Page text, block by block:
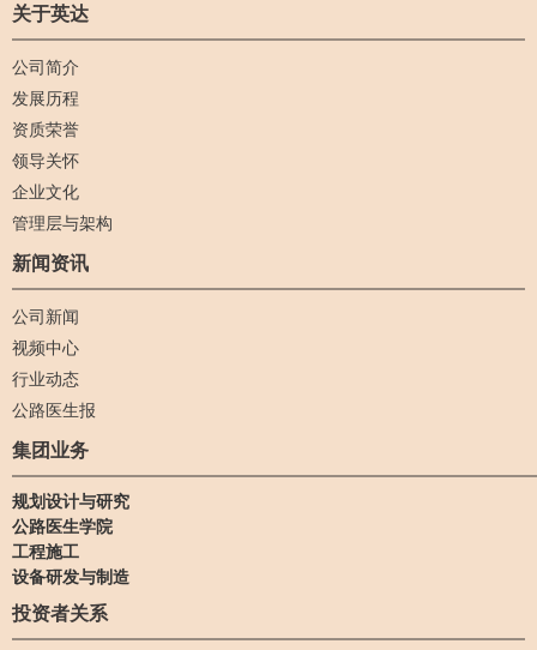
关于英达
公司简介
发展历程
资质荣誉
领导关怀
企业文化
管理层与架构
新闻资讯
公司新闻
视频中心
行业动态
公路医生报
集团业务
规划设计与研究
公路医生学院
工程施工
设备研发与制造
投资者关系